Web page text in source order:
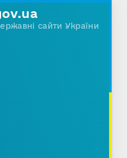
сайти України